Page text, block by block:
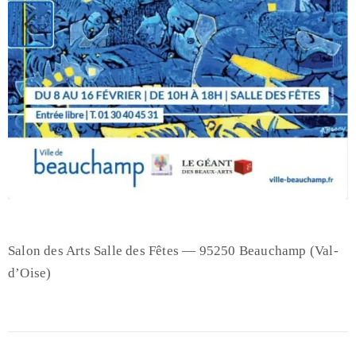
Salon des Arts Salle des Fêtes — 95250 Beauchamp (Val-
d’Oise)